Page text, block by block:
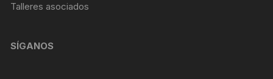
Talleres asociados
SÍGANOS